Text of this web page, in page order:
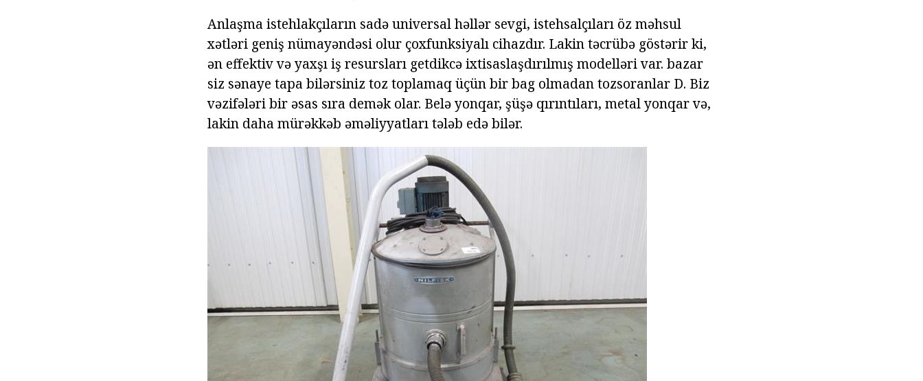
Anlaşma istehlakçıların sadə universal həllər sevgi, istehsalçıları öz məhsul
xətləri geniş nümayəndəsi olur çoxfunksiyalı cihazdır. Lakin təcrübə göstərir ki,
ən effektiv və yaxşı iş resursları getdikcə ixtisaslaşdırılmış modelləri var. bazar
siz sənaye tapa bilərsiniz toz toplamaq üçün bir bag olmadan tozsoranlar D. Biz
vəzifələri bir əsas sıra demək olar. Belə yonqar, şüşə qırıntıları, metal yonqar və,
lakin daha mürəkkəb əməliyyatları tələb edə bilər.